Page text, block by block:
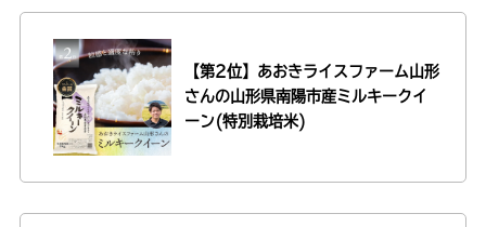
【第2位】あおきライスファーム山形
さんの山形県南陽市産ミルキークイ
ーン(特別栽培米)